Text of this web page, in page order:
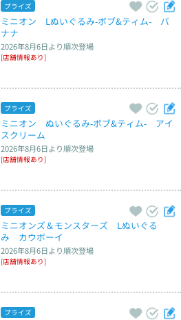
プライズ
ミニオン　Lぬいぐるみ‐ボブ&ティム‐　バ
ナナ
2026年8月6日より順次登場
[店舗情報あり]
プライズ
ミニオン　ぬいぐるみ‐ボブ&ティム‐　アイ
スクリーム
2026年8月6日より順次登場
[店舗情報あり]
プライズ
ミニオンズ＆モンスターズ　Lぬいぐる
み　カウボーイ
2026年8月6日より順次登場
[店舗情報あり]
プライズ